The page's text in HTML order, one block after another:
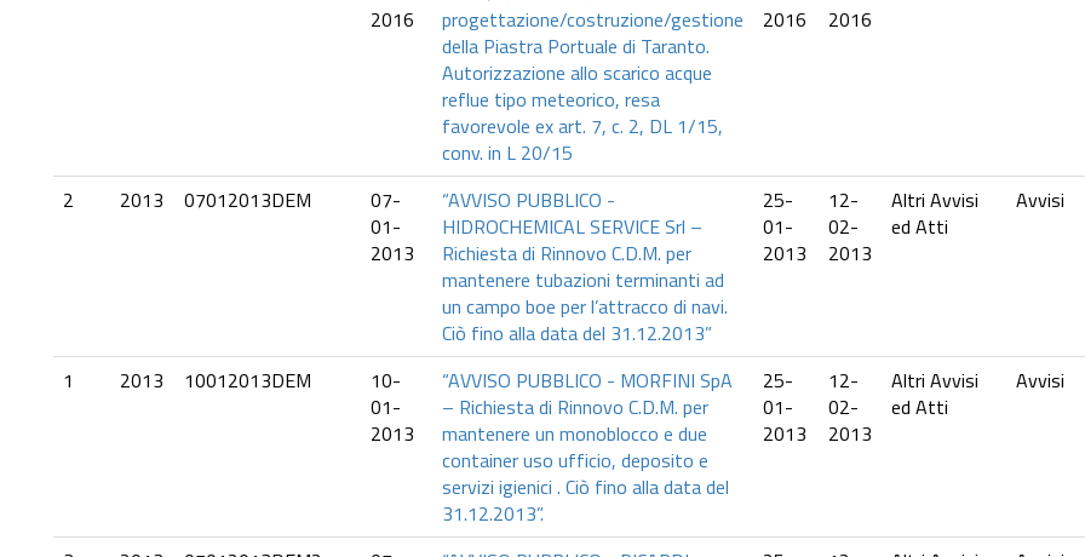
2016
progettazione/costruzione/gestione
della Piastra Portuale di Taranto.
Autorizzazione allo scarico acque
reflue tipo meteorico, resa
favorevole ex art. 7, c. 2, DL 1/15,
conv. in L 20/15
2016
2016
2 2013 07012013DEM
07-
01-
2013
“AVVISO PUBBLICO -
HIDROCHEMICAL SERVICE Srl –
Richiesta di Rinnovo C.D.M. per
mantenere tubazioni terminanti ad
un campo boe per l’attracco di navi.
Ciò fino alla data del 31.12.2013”
25-
01-
2013
12-
02-
2013
Altri Avvisi
ed Atti
Avvisi
1 2013 10012013DEM
10-
01-
2013
“AVVISO PUBBLICO - MORFINI SpA
– Richiesta di Rinnovo C.D.M. per
mantenere un monoblocco e due
container uso ufficio, deposito e
servizi igienici . Ciò fino alla data del
31.12.2013”.
25-
01-
2013
12-
02-
2013
Altri Avvisi
ed Atti
Avvisi